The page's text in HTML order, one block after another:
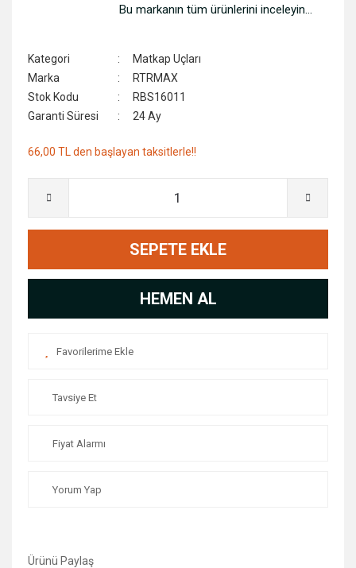
Bu markanın tüm ürünlerini inceleyin...
Kategori
Matkap Uçları
Marka
RTRMAX
Stok Kodu
RBS16011
Garanti Süresi
24 Ay
66,00 TL den başlayan taksitlerle!!
SEPETE EKLE
HEMEN AL
Tavsiye Et
Fiyat Alarmı
Yorum Yap
Ürünü Paylaş